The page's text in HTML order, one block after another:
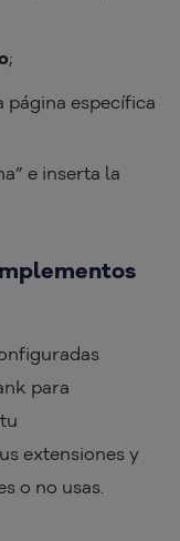
;
página específica
e inserta la
para
extensiones y
o no usas.